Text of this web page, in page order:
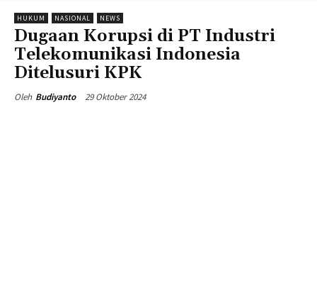
HUKUM NASIONAL NEWS
Dugaan Korupsi di PT Industri
Telekomunikasi Indonesia
Ditelusuri KPK
Oleh Budiyanto 29 Oktober 2024